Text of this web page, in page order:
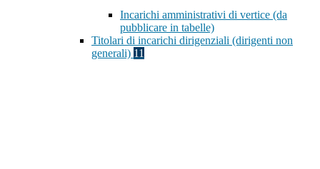
Incarichi amministrativi di vertice (da
pubblicare in tabelle)
Titolari di incarichi dirigenziali (dirigenti non
generali) 11